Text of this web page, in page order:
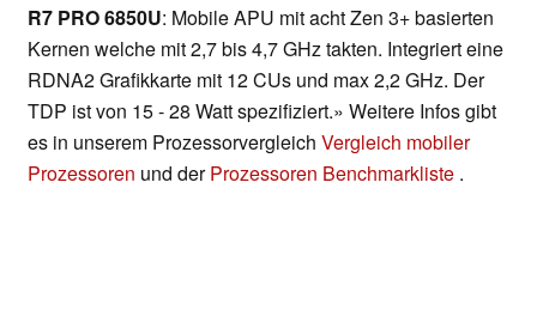
R7 PRO 6850U: Mobile APU mit acht Zen 3+ basierten
Kernen welche mit 2,7 bis 4,7 GHz takten. Integriert eine
RDNA2 Grafikkarte mit 12 CUs und max 2,2 GHz. Der
TDP ist von 15 - 28 Watt spezifiziert.» Weitere Infos gibt
es in unserem Prozessorvergleich Vergleich mobiler
Prozessoren und derProzessoren Benchmarkliste .